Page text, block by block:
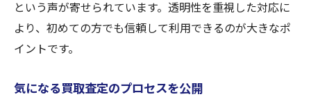
という声が寄せられています。透明性を重視した対応に
より、初めての方でも信頼して利用できるのが大きなポ
イントです。
気になる買取査定のプロセスを公開